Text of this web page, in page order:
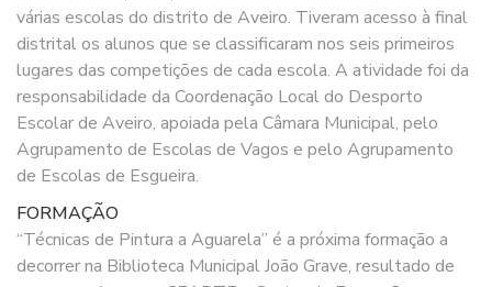
várias escolas do distrito de Aveiro. Tiveram acesso à final
distrital os alunos que se classificaram nos seis primeiros
lugares das competições de cada escola. A atividade foi da
responsabilidade da Coordenação Local do Desporto
Escolar de Aveiro, apoiada pela Câmara Municipal, pelo
Agrupamento de Escolas de Vagos e pelo Agrupamento
de Escolas de Esgueira.
FORMAÇÃO
“Técnicas de Pintura a Aguarela” é a próxima formação a
decorrer na Biblioteca Municipal João Grave, resultado de